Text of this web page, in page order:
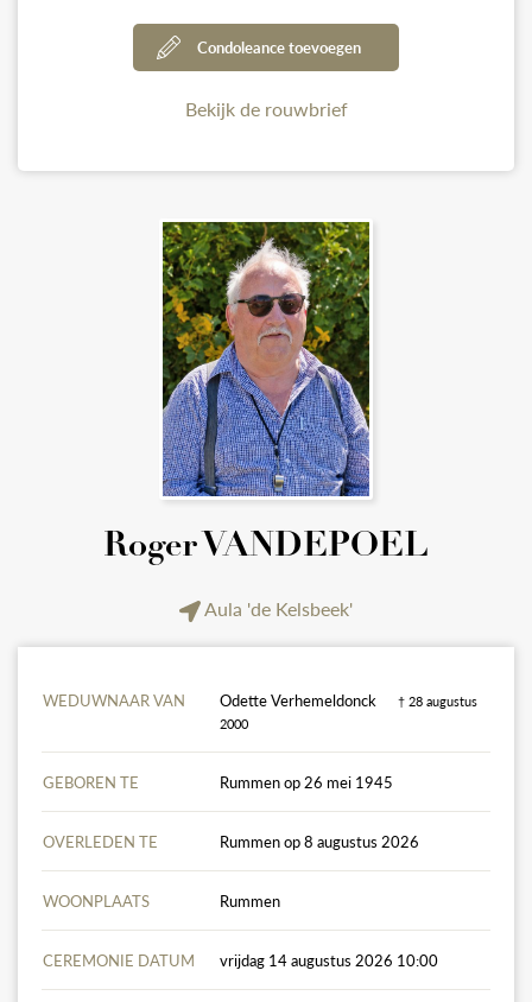
Condoleance toevoegen
Bekijk de rouwbrief
Roger VANDEPOEL
Aula 'de Kelsbeek'
WEDUWNAAR VAN Odette Verhemeldonck
† 28 augustus
2000
GEBOREN TE Rummen op 26 mei 1945
OVERLEDEN TE Rummen op 8 augustus 2026
WOONPLAATS Rummen
CEREMONIE DATUM vrijdag 14 augustus 2026 10:00